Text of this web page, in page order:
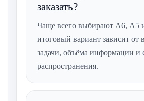
заказать?
Чаще всего выбирают А6, А5
итоговый вариант зависит от
задачи, объёма информации и
распространения.